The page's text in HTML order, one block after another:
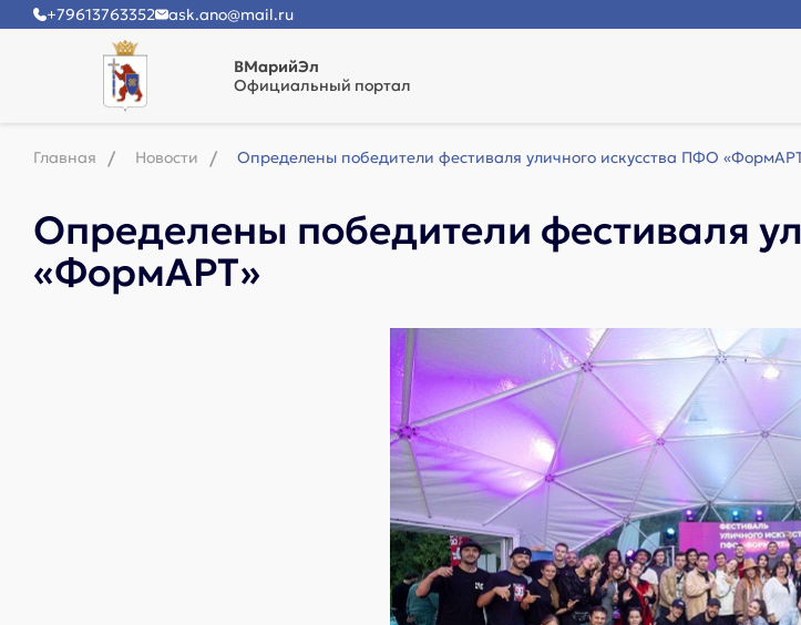
+79613763352 ask.ano@mail.ru
ВМарийЭл
Официальный портал
Главная Новости Определены победители фестиваля уличного искусства ПФО
Определены победители фестиваля
«ФормAРТ»